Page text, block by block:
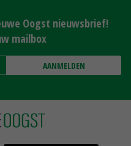
Oogst nieuwsbrief!
mailbox
AANMELDEN